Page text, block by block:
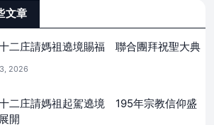
文章
二庄請媽祖遶境賜福 聯合團拜祝聖大典
2026
二庄請媽祖起駕遶境 195年宗教信仰盛
開